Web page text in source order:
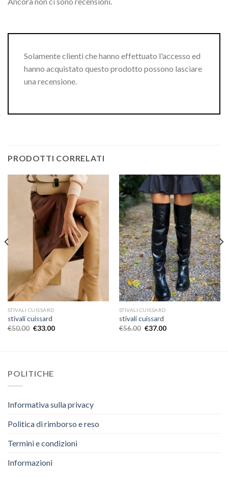
Solamente clienti che hanno effettuato l'accesso ed
hanno acquistato questo prodotto possono lasciare
una recensione.
PRODOTTI CORRELATI
STIVALI CUISSARD
stivali cuissard
€50.00 €33.00
STIVALI CUISSARD
stivali cuissard
€56.00 €37.00
POLITICHE
Informativa sulla privacy
Politica di rimborso e reso
Termini e condizioni
Informazioni